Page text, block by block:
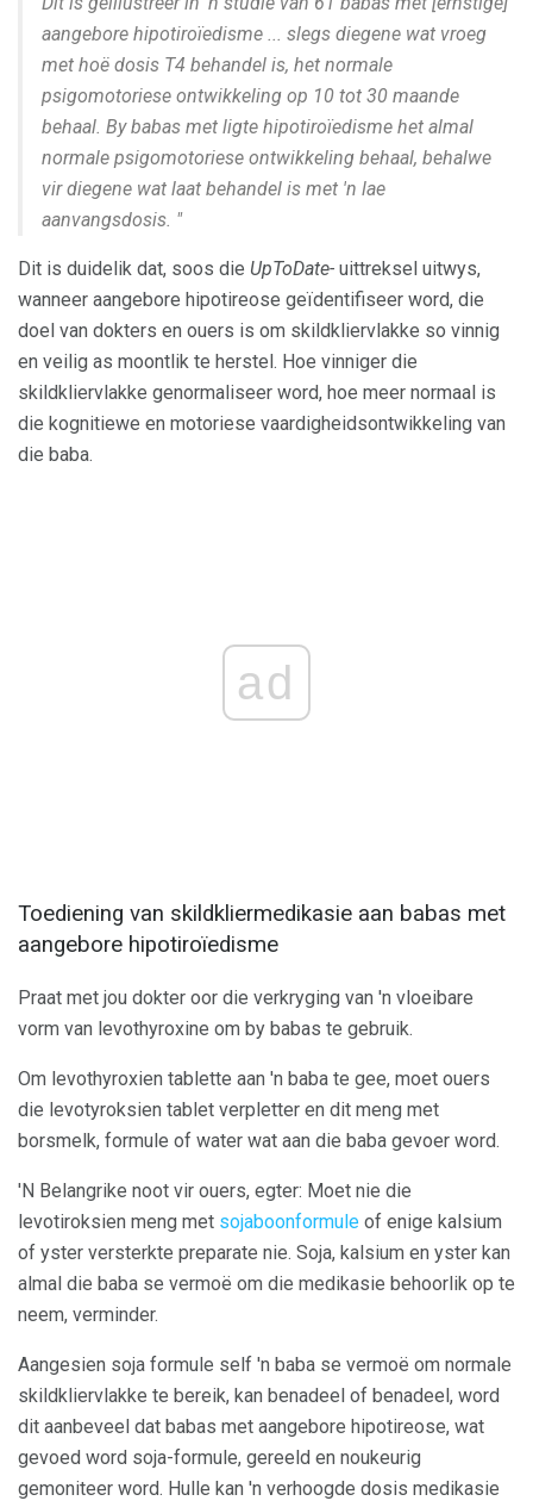
aangebore hipotiroïedisme ... slegs diegene wat vroeg
met hoë dosis T4 behandel is, het normale
psigomotoriese ontwikkeling op 10 tot 30 maande
behaal. By babas met ligte hipotiroïedisme het almal
normale psigomotoriese ontwikkeling behaal, behalwe
vir diegene wat laat behandel is met 'n lae
aanvangsdosis. "
Dit is duidelik dat, soos die UpToDate- uittreksel uitwys,
wanneer aangebore hipotireose geïdentifiseer word, die
doel van dokters en ouers is om skildkliervlakke so vinnig
en veilig as moontlik te herstel. Hoe vinniger die
skildkliervlakke genormaliseer word, hoe meer normaal is
die kognitiewe en motoriese vaardigheidsontwikkeling van
die baba.
ad
Toediening van skildkliermedikasie aan babas met
aangebore hipotiroïedisme
Praat met jou dokter oor die verkryging van 'n vloeibare
vorm van levothyroxine om by babas te gebruik.
Om levothyroxien tablette aan 'n baba te gee, moet ouers
die levotyroksien tablet verpletter en dit meng met
borsmelk, formule of water wat aan die baba gevoer word.
'N Belangrike noot vir ouers, egter: Moet nie die
levotiroksien meng met sojaboonformule of enige kalsium
of yster versterkte preparate nie. Soja, kalsium en yster kan
almal die baba se vermoë om die medikasie behoorlik op te
neem, verminder.
Aangesien soja formule self 'n baba se vermoë om normale
skildkliervlakke te bereik, kan benadeel of benadeel, word
dit aanbeveel dat babas met aangebore hipotireose, wat
gevoed word soja-formule, gereeld en noukeurig
gemoniteer word. Hulle kan 'n verhoogde dosis medikasie